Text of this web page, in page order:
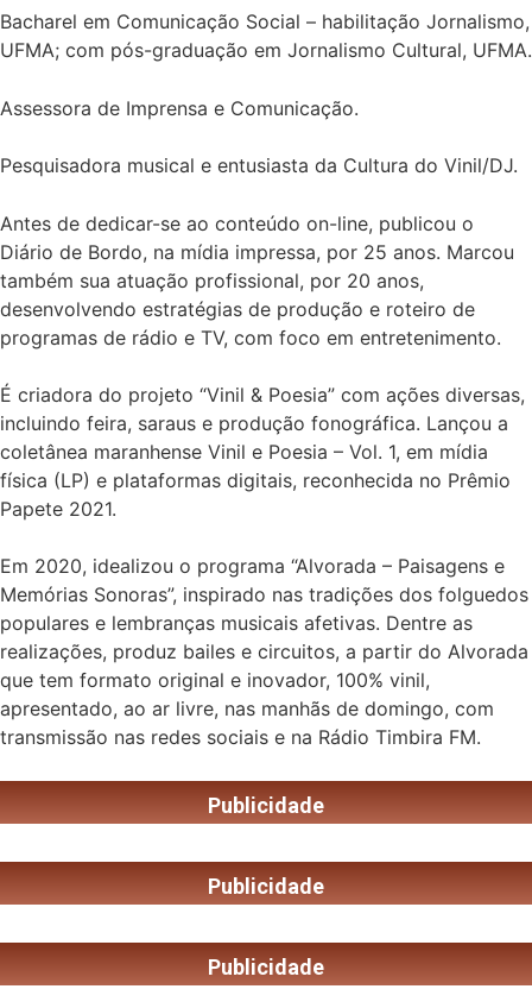
Bacharel em Comunicação Social – habilitação Jornalismo,
UFMA; com pós-graduação em Jornalismo Cultural, UFMA.
Assessora de Imprensa e Comunicação.
Pesquisadora musical e entusiasta da Cultura do Vinil/DJ.
Antes de dedicar-se ao conteúdo on-line, publicou o
Diário de Bordo, na mídia impressa, por 25 anos. Marcou
também sua atuação profissional, por 20 anos,
desenvolvendo estratégias de produção e roteiro de
programas de rádio e TV, com foco em entretenimento.
É criadora do projeto “Vinil & Poesia” com ações diversas,
incluindo feira, saraus e produção fonográfica. Lançou a
coletânea maranhense Vinil e Poesia – Vol. 1, em mídia
física (LP) e plataformas digitais, reconhecida no Prêmio
Papete 2021.
Em 2020, idealizou o programa “Alvorada – Paisagens e
Memórias Sonoras”, inspirado nas tradições dos folguedos
populares e lembranças musicais afetivas. Dentre as
realizações, produz bailes e circuitos, a partir do Alvorada
que tem formato original e inovador, 100% vinil,
apresentado, ao ar livre, nas manhãs de domingo, com
transmissão nas redes sociais e na Rádio Timbira FM.
Publicidade
Publicidade
Publicidade